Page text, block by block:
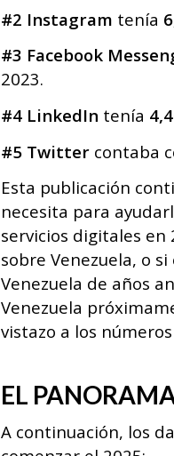
#2 Instagram tenía
#3 Facebook
2023.
#4 LinkedIn tenía
#5 Twitter contaba
Esta publicación
necesita para
servicios digitales
sobre Venezuela, o
Venezuela de años
Venezuela
vistazo a los
EL
A continuación, los